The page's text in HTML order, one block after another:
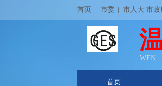
首页 | 市委 市人大 市政
WEN
首页